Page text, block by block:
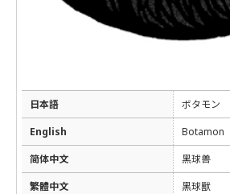
日本語
ボタモン
English
Botamon
简体中文
黑球兽
繁體中文
黑球獸